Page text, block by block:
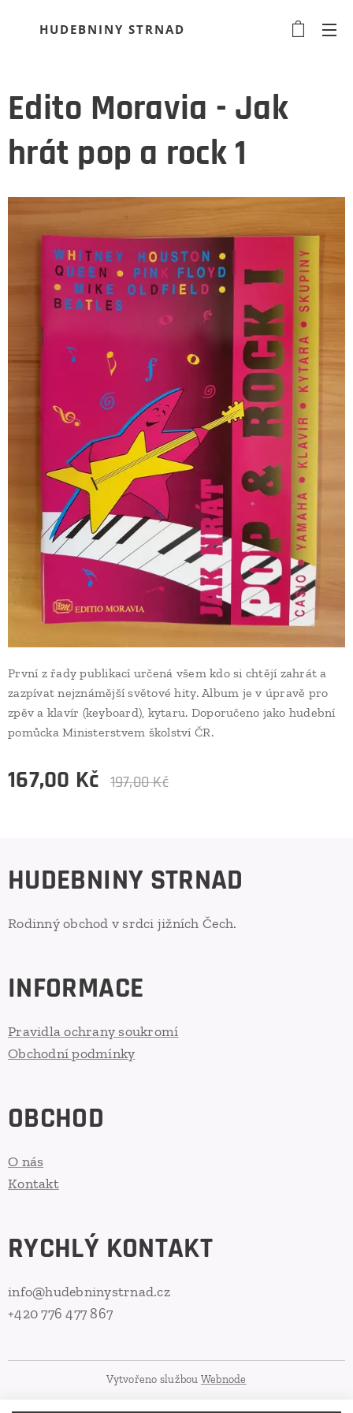
HUDEBNINY STRNAD
Edito Moravia - Jak
hrát pop a rock 1
První z řady publikací určená všem kdo si chtějí zahrát a
zazpívat nejznámější světové hity. Album je v úpravě pro
zpěv a klavír (keyboard), kytaru. Doporučeno jako hudební
pomůcka Ministerstvem školství ČR.
167,00 Kč 197,00Kč
HUDEBNINY STRNAD
Rodinný obchod v srdci jižních Čech.
INFORMACE
Pravidla ochrany soukromí
Obchodní podmínky
OBCHOD
O nás
Kontakt
RYCHLÝ KONTAKT
info@hudebninystrnad.cz
+420 776 477 867
Vytvořeno službou Webnode